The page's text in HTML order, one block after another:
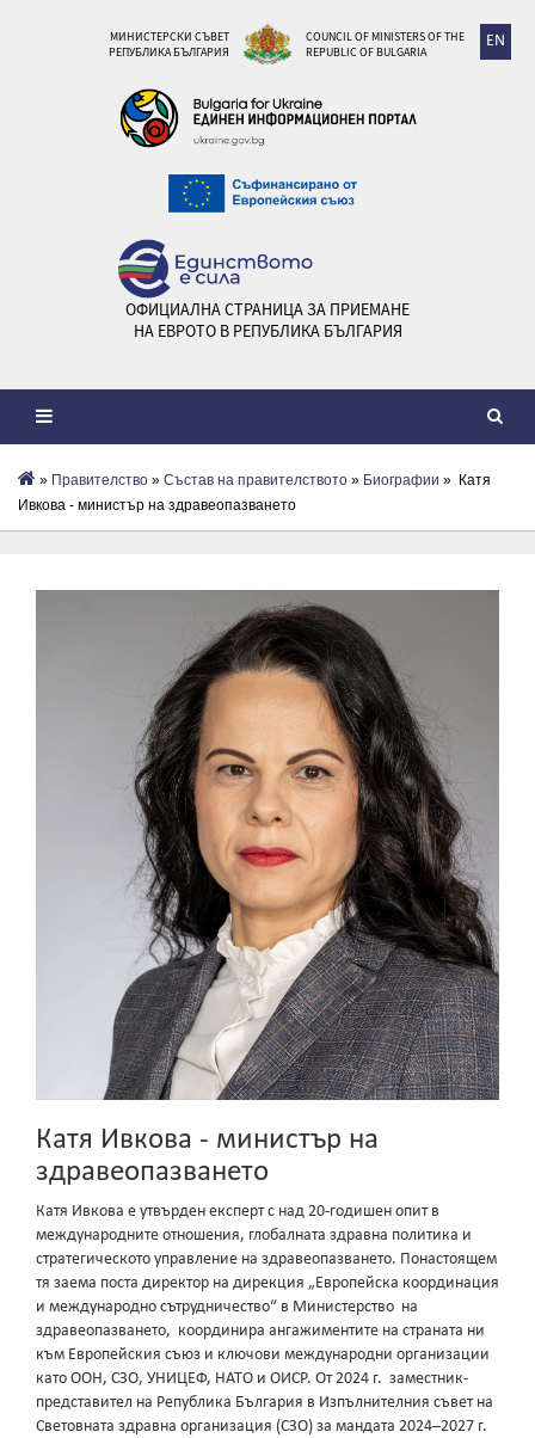
EN
МИНИСТЕРСКИ СЪВЕТ
РЕПУБЛИКА БЪЛГАРИЯ
COUNCIL OF MINISTERS OF THE
REPUBLIC OF BULGARIA
ОФИЦИАЛНА СТРАНИЦА ЗА ПРИЕМАНЕ
НА ЕВРОТО В РЕПУБЛИКА БЪЛГАРИЯ
» Правителство » Състав на правителството » Биографии » Катя
Ивкова - министър на здравеопазването
Катя Ивкова - министър на
здравеопазването
Катя Ивкова е утвърден експерт с над 20-годишен опит в
международните отношения, глобалната здравна политика и
стратегическото управление на здравеопазването. Понастоящем
тя заема поста директор на дирекция „Европейска координация
и международно сътрудничество“ в Министерство на
здравеопазването, координира ангажиментите на страната ни
към Европейския съюз и ключови международни организации
като ООН, СЗО, УНИЦЕФ, НАТО и ОИСР. От 2024 г. заместник-
представител на Република България в Изпълнителния съвет на
Световната здравна организация (СЗО) за мандата 2024–2027 г.